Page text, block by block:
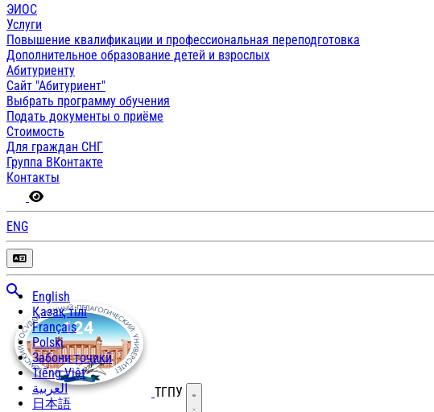
ЭИОС
Услуги
Повышение квалификации и профессиональная переподготовка
Дополнительное образование детей и взрослых
Абитуриенту
Сайт "Абитуриент"
Выбрать программу обучения
Подать документы о приёме
Стоимость
Для граждан СНГ
Группа ВКонтакте
Контакты
ENG
English
Қазақ тілі
Français
Polski
Забони тоҷикӣ
Tiếng Việt
العربية
日本語
ТГПУ Открыть меню